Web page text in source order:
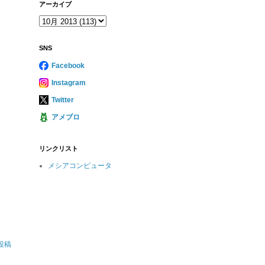
稿
アーカイブ
SNS
Facebook
Instagram
Twitter
アメブロ
リンクリスト
メシアコンピュータ